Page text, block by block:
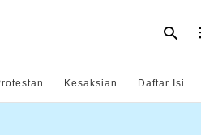
Kesaksian Daftar Isi